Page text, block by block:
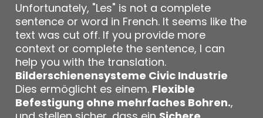
Unfortunately, "Les" is not a complete
sentence or word in French. It seems like the
text was cut off. If you provide more
context or complete the sentence, I can
help you with the translation.
Bilderschienensysteme Civic Industrie
Dies ermöglicht es einem. Flexible
Befestigung ohne mehrfaches Bohren.,